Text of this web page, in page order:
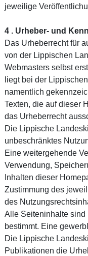
jeweilige
4 . Urheber- und
Das Urheberrecht für
von der Lippischen
Webmasters selbst
liegt bei der
namentlich
Texten, die auf dieser
das Urheberrecht
Die Lippische
unbeschränktes
Eine weitergehende
Verwendung,
Inhalten dieser
Zustimmung des
des
Alle Seiteninhalte sind
bestimmt. Eine
Die Lippische
Publikationen die